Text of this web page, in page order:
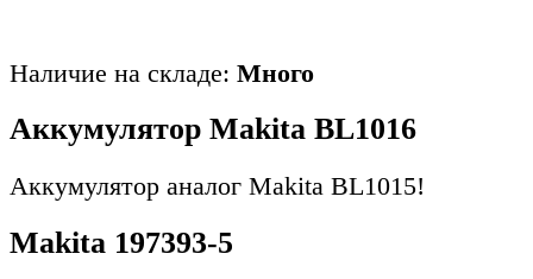
Наличие на складе: Много
Аккумулятор Makita BL1016
Аккумулятор аналог Makita BL1015!
Makita 197393-5